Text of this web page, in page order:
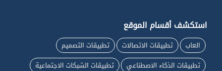
استكشف أقسام الموقع
العاب تطبيقات الاتصالات
تطبيقات التصميم
تطبيقات الذكاء الاصطناعي
تطبيقات الشبكات الاجتماعية